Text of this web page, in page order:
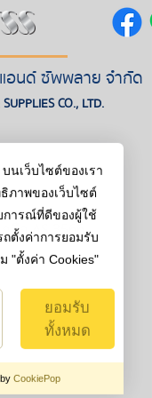
CO., LTD.
อนด์ ซัพพลาย จำกัด
ลือ AS 3566
บนเว็บไซต์ของเรา
ภาพของเว็บไซต์
การณ์ที่ดีของผู้ใช้
ตั้งค่าการยอมรับ
"ตั้งค่า Cookies"
ยอมรับ
ทั้งหมด
CookiePop